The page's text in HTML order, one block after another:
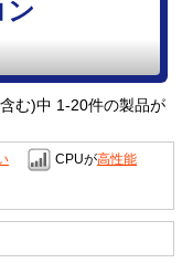
ン
む)中 1-20件の製品が
CPUが高性能